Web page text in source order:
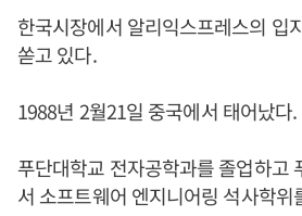
한국시장에서 알리익스프레스의 입
쏟고 있다.
1988년 2월21일 중국에서 태어났다.
푸단대학교 전자공학과를 졸업하고
서 소프트웨어 엔지니어링 석사학위